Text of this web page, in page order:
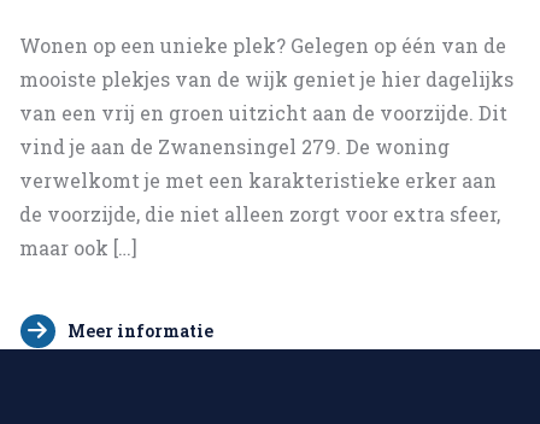
Wonen op een unieke plek? Gelegen op één van de
mooiste plekjes van de wijk geniet je hier dagelijks
van een vrij en groen uitzicht aan de voorzijde. Dit
vind je aan de Zwanensingel 279. De woning
verwelkomt je met een karakteristieke erker aan
de voorzijde, die niet alleen zorgt voor extra sfeer,
maar ook […]
Meer informatie